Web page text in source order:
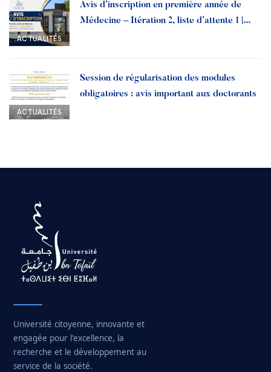
ACTUALITÉS
Avis d’inscription en première année de
Médecine – Itération 2, liste d’attente 1 |
ACTUALITÉS
Session de régularisation des modules
obligatoires : avis important aux doctorants
Université citoyenne, innovante et
engagée pour l'excellence, la
recherche et le développement au
service de la société.